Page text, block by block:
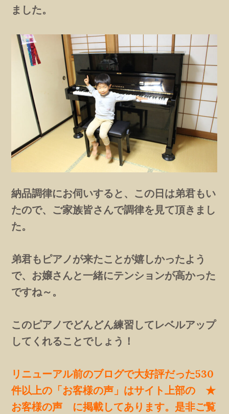
ました。
納品調律にお伺いすると、この日は弟君もい
たので、ご家族皆さんで調律を見て頂きまし
た。
弟君もピアノが来たことが嬉しかったよう
で、お嬢さんと一緒にテンションが高かった
ですね～。
このピアノでどんどん練習してレベルアップ
してくれることでしょう！
リニューアル前のブログで大好評だった530
件以上の「お客様の声」はサイト上部の ★
お客様の声 に掲載してあります。是非ご覧